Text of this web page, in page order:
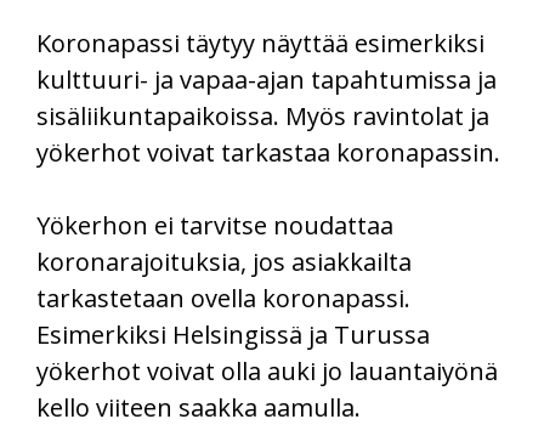
Koronapassi täytyy näyttää esimerkiksi
kulttuuri- ja vapaa-ajan tapahtumissa ja
sisäliikuntapaikoissa. Myös ravintolat ja
yökerhot voivat tarkastaa koronapassin.
Yökerhon ei tarvitse noudattaa
koronarajoituksia, jos asiakkailta
tarkastetaan ovella koronapassi.
Esimerkiksi Helsingissä ja Turussa
yökerhot voivat olla auki jo lauantaiyönä
kello viiteen saakka aamulla.